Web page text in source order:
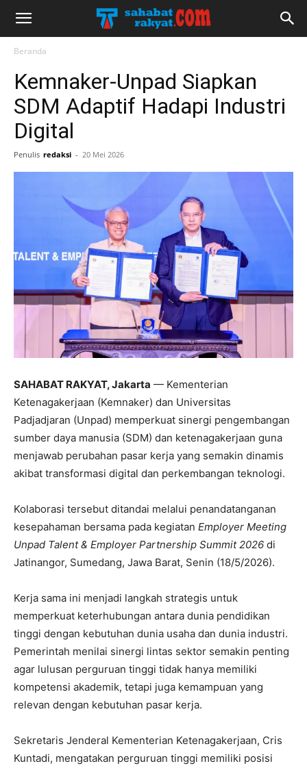
Beranda
Kemnaker-Unpad Siapkan
SDM Adaptif Hadapi Industri
Digital
Penulis redaksi - 20 Mei 2026
SAHABAT RAKYAT, Jakarta — Kementerian
Ketenagakerjaan (Kemnaker) dan Universitas
Padjadjaran (Unpad) memperkuat sinergi pengembangan
sumber daya manusia (SDM) dan ketenagakerjaan guna
menjawab perubahan pasar kerja yang semakin dinamis
akibat transformasi digital dan perkembangan teknologi.
Kolaborasi tersebut ditandai melalui penandatanganan
kesepahaman bersama pada kegiatan Employer Meeting
Unpad Talent & Employer Partnership Summit 2026 di
Jatinangor, Sumedang, Jawa Barat, Senin (18/5/2026).
Kerja sama ini menjadi langkah strategis untuk
memperkuat keterhubungan antara dunia pendidikan
tinggi dengan kebutuhan dunia usaha dan dunia industri.
Pemerintah menilai sinergi lintas sektor semakin penting
agar lulusan perguruan tinggi tidak hanya memiliki
kompetensi akademik, tetapi juga kemampuan yang
relevan dengan kebutuhan pasar kerja.
Sekretaris Jenderal Kementerian Ketenagakerjaan, Cris
Kuntadi, mengatakan perguruan tinggi memiliki posisi